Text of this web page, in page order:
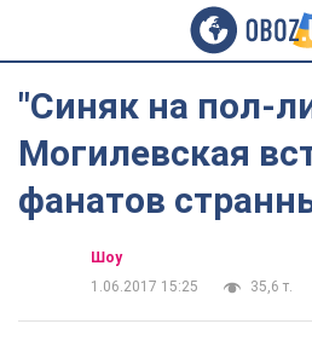
"Синяк на пол-
Могилевская
фанатов
Шоу
1.06.2017 15:25
35,6 т.